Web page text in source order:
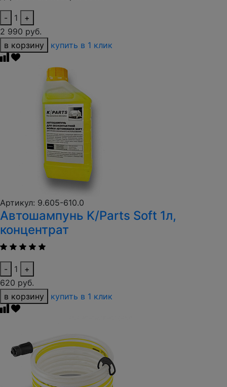
- 1
+
2 990 руб.
в корзину
купить в 1 клик
Артикул: 9.605-610.0
Автошампунь K/Parts Soft 1л,
концентрат
- 1
+
620 руб.
в корзину
купить в 1 клик